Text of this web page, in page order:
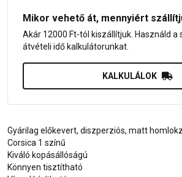
Mikor vehető át, mennyiért
Akár 12000 Ft-tól kiszállítjuk. Használd a
átvételi idő kalkulátorunkat.
KALKULÁLOK
Gyárilag előkevert, diszperziós, matt
Corsica 1 színű
Kiváló kopásállóságú
Könnyen tisztítható